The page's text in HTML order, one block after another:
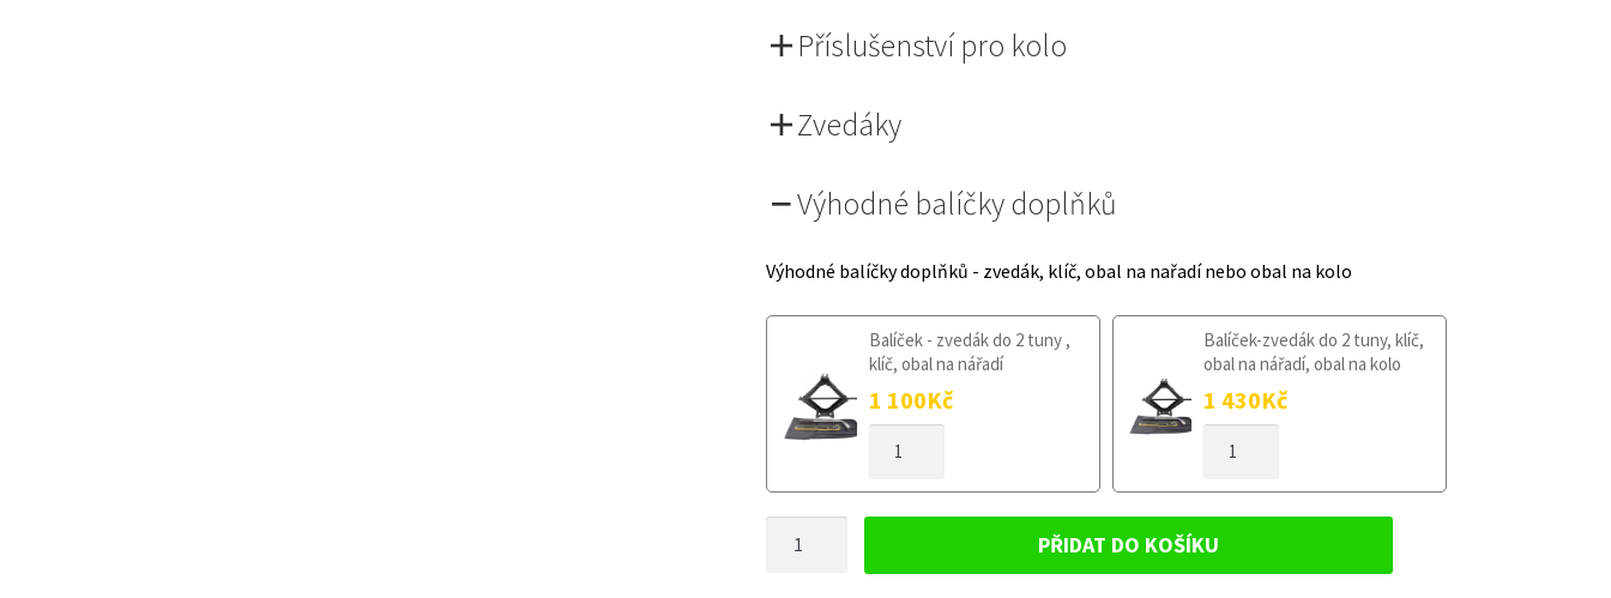
Příslušenství pro kolo
Zvedáky
Výhodné balíčky doplňků
Výhodné balíčky doplňků - zvedák, klíč, obal na nařadí nebo obal na kolo
Balíček - zvedák do 2 tuny ,
klíč, obal na nářadí
1 100Kč
KOLO
2011-
Balíček-zvedák do 2 tuny, klíč,
obal na nářadí, obal na kolo
1 430Kč
KOLO
SPORT
III
2011-
PŘIDAT DO KOŠÍKU